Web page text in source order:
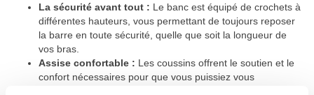
La sécurité avant tout : Le banc est équipé de crochets à
différentes hauteurs, vous permettant de toujours reposer
la barre en toute sécurité, quelle que soit la longueur de
vos bras.
Assise confortable : Les coussins offrent le soutien et le
confort nécessaires pour que vous puissiez vous